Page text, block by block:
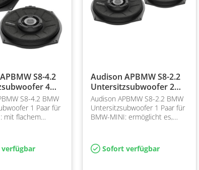
S8-4.2
4
S8-4.2 BMW
1 Paar für
mit flachem
verwendet
Audison APBMW S8-2.2
Untersitzsubwoofer 2
Ohm
Audison APBMW S8-2.2 BMW
Untersitzsubwoofer 1 Paar für
BMW-MINI: ermöglicht es,
liefern, Leistung 300/150…
Sofort verfügbar